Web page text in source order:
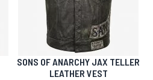
SONS OF ANARCHY JAX TELLER
LEATHER VEST